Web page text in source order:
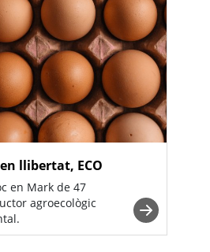
llibertat, ECO
en Mark de 47
agroecològic